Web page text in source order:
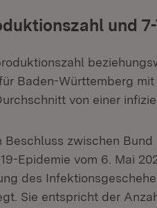
und
Baden-Württemberg mit
von einer
Beschluss zwischen
Epidemie vom 6. Mai
des
Sie entspricht der